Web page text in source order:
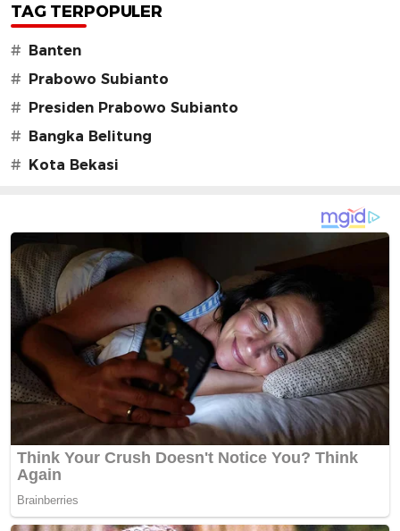
TAG TERPOPULER
# Banten
# Prabowo Subianto
# Presiden Prabowo Subianto
# Bangka Belitung
# Kota Bekasi